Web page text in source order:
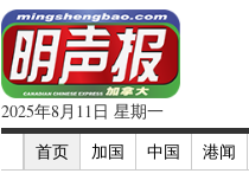
2025年8月11日 星期一
首页
加国 中国 港闻